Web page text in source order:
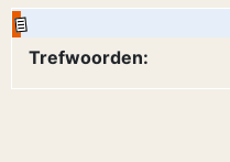
Trefwoorden: